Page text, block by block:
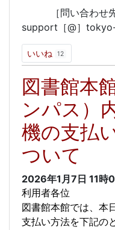
［問い合わせ先
support［@］
いいね 12
図書館本
ンパス）
機の支払
ついて
2026年1月7日 11時
利用者各位
図書館本館では、本
支払い方法を下記の